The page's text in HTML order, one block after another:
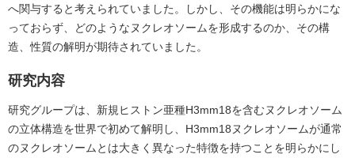
へ関与すると考えられていました。しかし、その機能は明らかにな
っておらず、どのようなヌクレオソームを形成するのか、その構
造、性質の解明が期待されていました。
研究内容
研究グループは、新規ヒストン亜種H3mm18を含むヌクレオソーム
の立体構造を世界で初めて解明し、H3mm18ヌクレオソームが通常
のヌクレオソームとは大きく異なった特徴を持つことを明らかにし